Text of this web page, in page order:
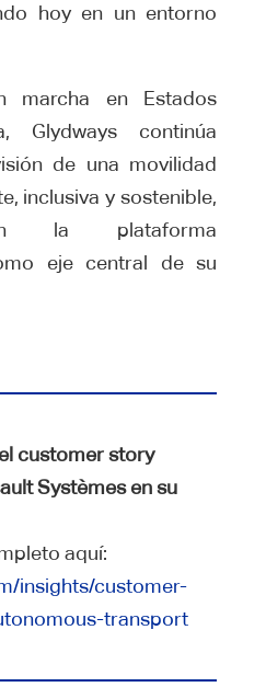
hoy en un entorno
marcha en Estados
Glydways continúa
de una movilidad
inclusiva y sostenible,
la plataforma
eje central de su
customer story
Systèmes en su
aquí:
insights/customer-
transport